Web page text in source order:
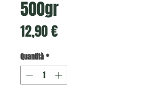
500gr
12,90 €Prezzo
Quantità*